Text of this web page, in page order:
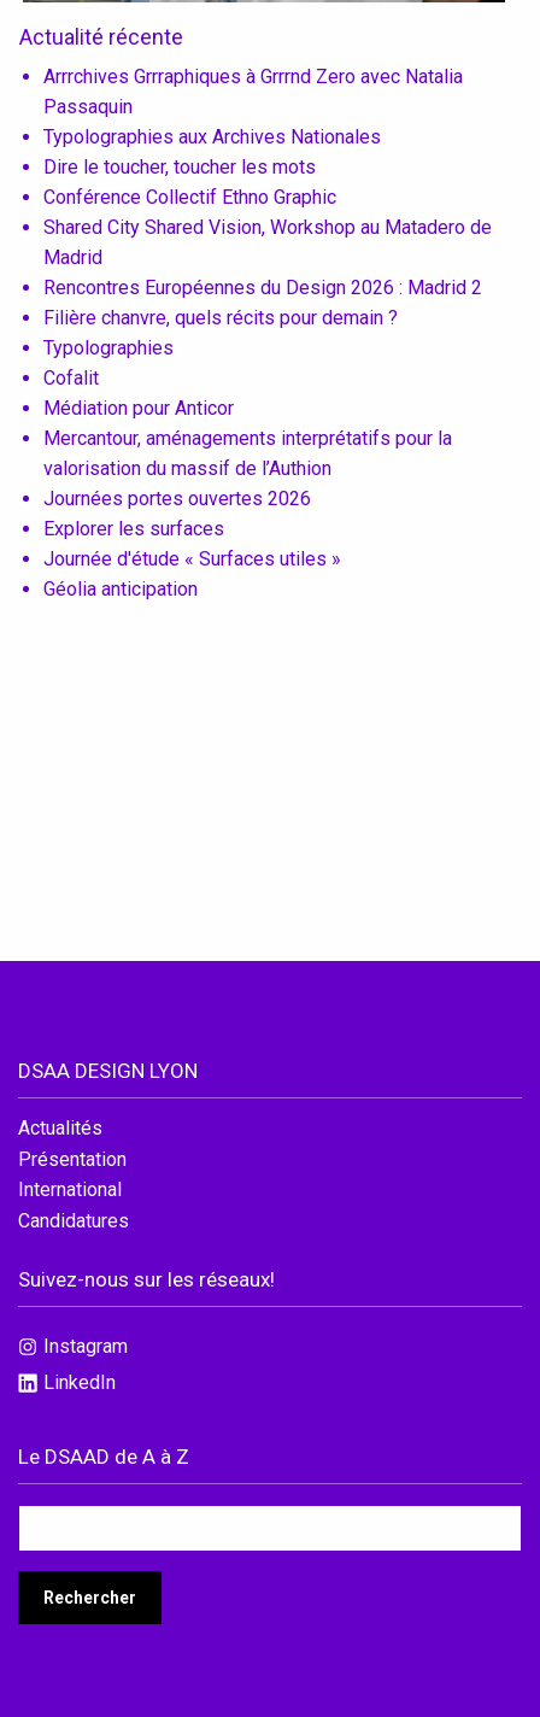
Diplômes
Conventions et partenariats
Universités
Écoles d’Enseignement Supérieur
Entreprises et Institutions
Instagram
LinkedIn
Actualité récente
Arrrchives Grrraphiques à Grrrnd Zero avec Natalia
Passaquin
Typolographies aux Archives Nationales
Dire le toucher, toucher les mots
Conférence Collectif Ethno Graphic
Shared City Shared Vision, Workshop au Matadero de
Madrid
Rencontres Européennes du Design 2026 : Madrid 2
Filière chanvre, quels récits pour demain ?
Typolographies
Cofalit
Médiation pour Anticor
Mercantour, aménagements interprétatifs pour la
valorisation du massif de l’Authion
Journées portes ouvertes 2026
Explorer les surfaces
Journée d'étude « Surfaces utiles »
Géolia anticipation
DSAA DESIGN LYON
Actualités
Présentation
International
Candidatures
Suivez-nous sur les réseaux!
Instagram
LinkedIn
Le DSAAD de A à Z